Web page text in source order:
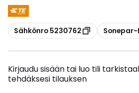
Kopioi
Sähkönro 5230762 Kopioi
Sonepar-
Kirjaudu sisään tai luo tili
tehdäksesi tilauksen